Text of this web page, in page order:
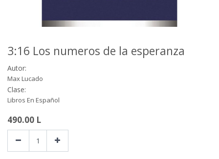
3:16 Los numeros de la esperanza
Autor:
Max Lucado
Clase:
Libros En Español
490.00 L